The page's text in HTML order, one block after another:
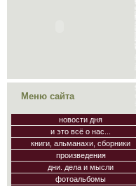
Меню сайта
новости дня
и это всё о нас...
книги, альманахи, сборники
произведения
дни. дела и мысли
фотоальбомы